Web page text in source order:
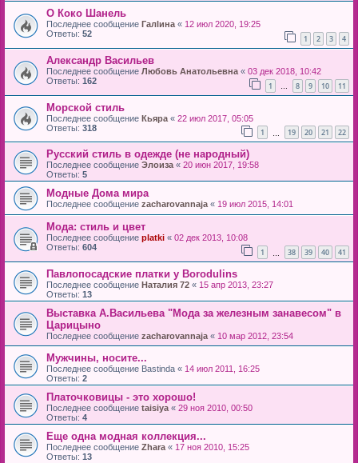
О Коко Шанель
Последнее сообщение Галlина« 12 июл 2020, 19:25
Ответы: 52 1 2 3 4
Александр Васильев
Последнее сообщение Любовь Анатольевна « 03 дек 2018, 10:42
Ответы: 162 1 … 8 9 10 11
Морской стиль
Последнее сообщение Кьяра « 22 июл 2017, 05:05
Ответы: 318 1 19 20 21 22
Русский стиль в одежде (не народный)
Последнее сообщение Элоиза« 20 июн 2017, 19:58
Ответы: 5
Модные Дома мира
Последнее сообщение zacharovannaja« 19 июл 2015, 14:01
Мода: стиль и цвет
Последнее сообщение platki « 02 дек 2013, 10:08
Ответы: 604 1 38 39 40 41
Павлопосадские платки у Borodulins
Последнее сообщение Наталия 72 « 15 апр 2013, 23:27
Ответы: 13
Выставка А.Васильева "Мода за железным занавесом" в
Царицыно
Последнее сообщение zacharovannaja « 10 мар 2012, 23:54
Мужчины, носите...
Последнее сообщение Bastinda « 14 июл 2011, 16:25
Ответы: 2
Платочковицы - это хорошо!
Последнее сообщение taisiya « 29 ноя 2010, 00:50
Ответы: 4
Еще одна модная коллекция...
Последнее сообщение Zhara « 17 ноя 2010, 15:25
Ответы: 13